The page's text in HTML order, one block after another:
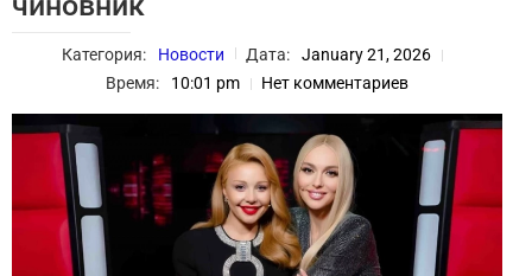
Категория: Новости Дата:
January 21, 2026
Время:
10:01 pm Нет комментариев